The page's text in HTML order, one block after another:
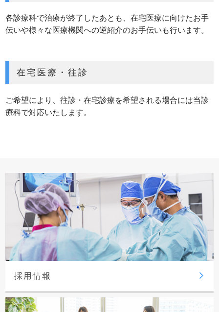
各診療科で治療が終了したあとも、在宅医療に向けたお手
伝いや様々な医療機関への逆紹介のお手伝いも行います。
在宅医療・往診
ご希望により、往診・在宅診療を希望される場合には当診
療科で対応いたします。
採用情報